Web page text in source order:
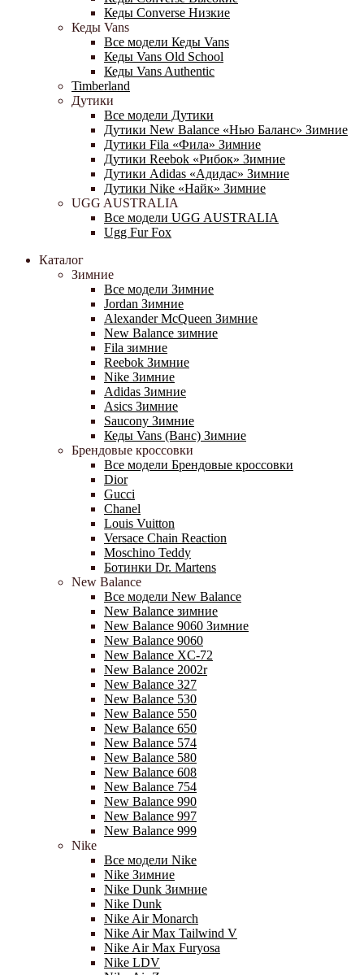
Кеды Converse Низкие
Кеды Vans
Все модели Кеды Vans
Кеды Vans Old School
Кеды Vans Authentic
Timberland
Дутики
Все модели Дутики
Дутики New Balance «Нью Баланс» Зимние
Дутики Fila «Фила» Зимние
Дутики Reebok «Рибок» Зимние
Дутики Adidas «Адидас» Зимние
Дутики Nike «Найк» Зимние
UGG AUSTRALIA
Все модели UGG AUSTRALIA
Ugg Fur Fox
Каталог
Зимние
Все модели Зимние
Jordan Зимние
Alexander McQueen Зимние
New Balance зимние
Fila зимние
Reebok Зимние
Nike Зимние
Adidas Зимние
Asics Зимние
Saucony Зимние
Кеды Vans (Ванс) Зимние
Брендовые кроссовки
Все модели Брендовые кроссовки
Dior
Gucci
Chanel
Louis Vuitton
Versace Chain Reaction
Moschino Teddy
Ботинки Dr. Martens
New Balance
Все модели New Balance
New Balance зимние
New Balance 9060 Зимние
New Balance 9060
New Balance XC-72
New Balance 2002r
New Balance 327
New Balance 530
New Balance 550
New Balance 650
New Balance 574
New Balance 580
New Balance 608
New Balance 754
New Balance 990
New Balance 997
New Balance 999
Nike
Все модели Nike
Nike Зимние
Nike Dunk Зимние
Nike Dunk
Nike Air Monarch
Nike Air Max Tailwind V
Nike Air Max Furyosa
Nike LDV